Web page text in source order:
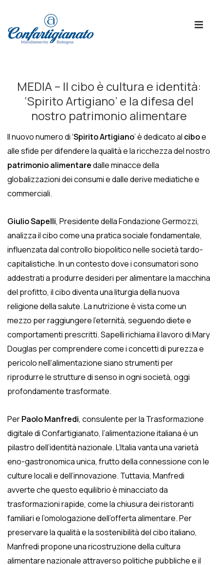
Principale
MEDIA – Il cibo è cultura e identità:
‘Spirito Artigiano’ e la difesa del
nostro patrimonio alimentare
Il nuovo numero di ‘Spirito Artigiano’ è dedicato al ciboe
alle sfide per difendere la qualità e la ricchezza del nostro
patrimonio alimentaredalle minacce della
globalizzazioni dei consumi e dalle derive mediatiche e
commerciali.
Giulio Sapelli, Presidente della Fondazione Germozzi,
analizza il cibo come una pratica sociale fondamentale,
influenzata dal controllo biopolitico nelle società tardo-
capitalistiche. In un contesto dove i consumatori sono
addestrati a produrre desideri per alimentare la macchina
del profitto, il cibo diventa una liturgia della nuova
religione della salute. La nutrizione è vista come un
mezzo per raggiungere l’eternità, seguendo diete e
comportamenti prescritti. Sapelli richiama il lavoro di Mary
Douglas per comprendere come i concetti di purezza e
pericolo nell’alimentazione siano strumenti per
riprodurre le strutture di senso in ogni società, oggi
profondamente trasformate.
PerPaolo Manfredi, consulente per la Trasformazione
digitale di Confartigianato, l’alimentazione italiana è un
pilastro dell’identità nazionale. L’Italia vanta una varietà
eno-gastronomica unica, frutto della connessione con le
culture locali e dell’innovazione. Tuttavia, Manfredi
avverte che questo equilibrio è minacciato da
trasformazioni rapide, come la chiusura dei ristoranti
familiari e l’omologazione dell’offerta alimentare. Per
preservare la qualità e la sostenibilità del cibo italiano,
Manfredi propone una ricostruzione della cultura
alimentare nazionale attraverso politiche pubbliche e il